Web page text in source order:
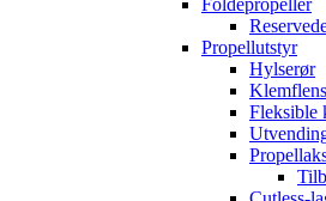
Foldepropeller
Propellutstyr
Hylserør
Fleksible